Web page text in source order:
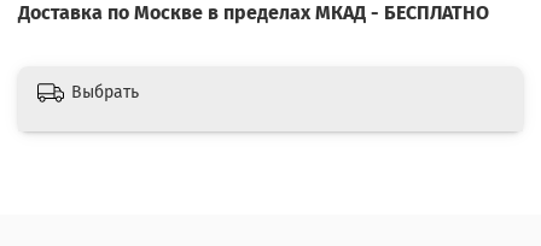
Доставка по Москве в пределах МКАД - БЕСПЛАТНО
Выбрать